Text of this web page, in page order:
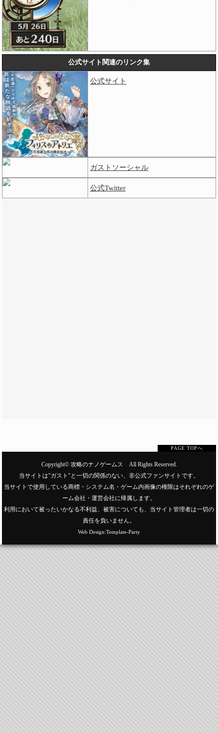
公式サイト関連のリンク集
公式サイト
ガストソーシャル
公式Twitter
PAGE TOPへ
Copyright© 攻略のナノゲームス All Rights Reserved.
当サイトは"ガスト"と一切の関係のない、非公式ファンサイトです。
当サイトで使用している商標・システム名・ゲーム内画像の権限はそれぞれのゲ
ーム会社・運営会社に帰属します。
利用において被ったいかなる不利益、被害についても、当サイト管理者は一切の
責任を負いません。
Web Design:Template-Party